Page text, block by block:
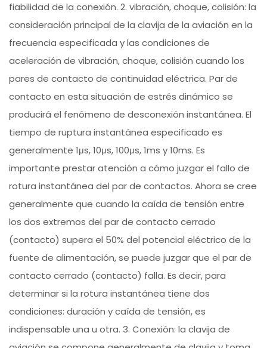
fiabilidad de la conexión. 2. vibración, choque, colisión: la
consideración principal de la clavija de la aviación en la
frecuencia especificada y las condiciones de
aceleración de vibración, choque, colisión cuando los
pares de contacto de continuidad eléctrica. Par de
contacto en esta situación de estrés dinámico se
producirá el fenómeno de desconexión instantánea. El
tiempo de ruptura instantánea especificado es
generalmente 1μs, 10μs, 100μs, 1ms y 10ms. Es
importante prestar atención a cómo juzgar el fallo de
rotura instantánea del par de contactos. Ahora se cree
generalmente que cuando la caída de tensión entre
los dos extremos del par de contacto cerrado
(contacto) supera el 50% del potencial eléctrico de la
fuente de alimentación, se puede juzgar que el par de
contacto cerrado (contacto) falla. Es decir, para
determinar si la rotura instantánea tiene dos
condiciones: duración y caída de tensión, es
indispensable una u otra. 3. Conexión: la clavija de